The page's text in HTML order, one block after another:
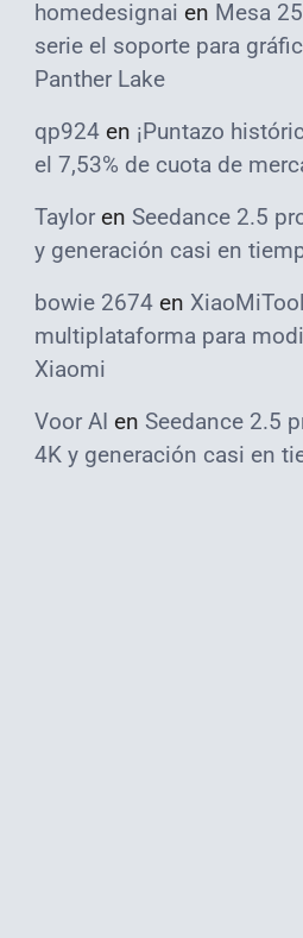
homedesignai en Mesa
serie el soporte para
Panther Lake
qp924 en ¡Puntazo
el 7,53% de cuota de
Taylor en Seedance 2.5
y generación casi en
bowie 2674 en
multiplataforma para
Xiaomi
Voor AI en Seedance 2.5
4K y generación casi en